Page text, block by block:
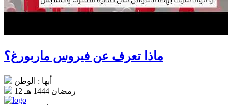
ماذا تعرف عن فيروس ماربورغ؟
أبها : الوطن
12 رمضان 1444 هـ